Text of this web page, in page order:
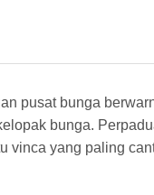
pusat bunga
bunga.
vinca yang paling